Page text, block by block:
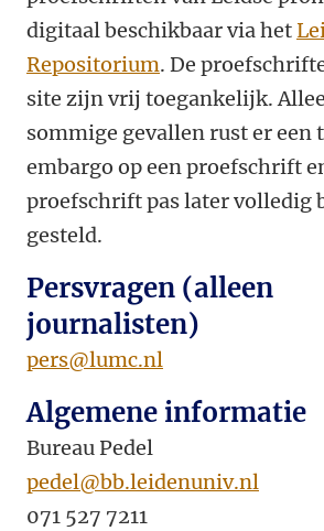
digitaal beschikbaar via het
Repositorium. De
site zijn vrij toegankelijk.
sommige gevallen rust er
embargo op een proefschrift
proefschrift pas later volledig
gesteld.
Persvragen (alleen
journalisten)
pers@lumc.nl
Algemene informatie
Bureau Pedel
pedel@bb.leidenuniv.nl
071 527 7211